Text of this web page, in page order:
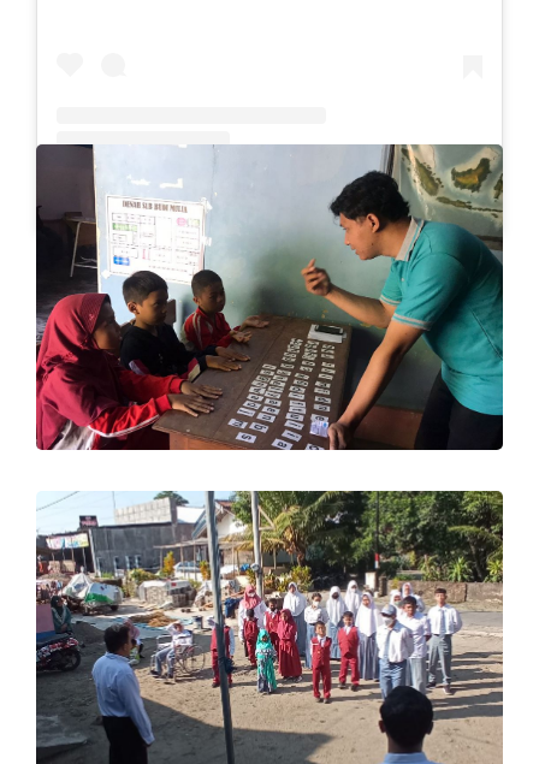
Sebuah kiriman dibagikan oleh Slb Budi Mulia (@slb.budimulia)